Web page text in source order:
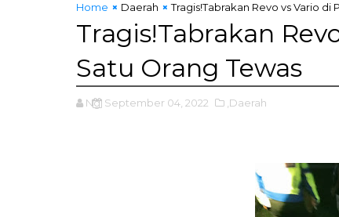
Home Daerah Tragis!Tabrakan Revo vs Vario
Tragis!Tabrakan
Satu Orang Tewas
Ng September 04, 2022 ,Daerah